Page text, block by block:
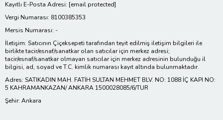
Kayıtlı E-Posta Adresi: [email protected]
Vergi Numarası: 8100385353
Mersis Numarası: -
İletişim: Satıcının Çiçeksepeti tarafından teyit edilmiş iletişim bilgileri ile
birlikte tacir/esnaf/sanatkar olan satıcılar için merkez adresi;
tacir/esnaf/sanatkar olmayan satıcılar için merkez adresinin bulunduğu il
bilgisi, ad, soyad ve T.C. kimlik numarası kayıt altında bulunmaktadır.
Adres: SATIKADIN MAH. FATİH SULTAN MEHMET BLV. NO: 1088 İÇ KAPI NO:
5 KAHRAMANKAZAN/ ANKARA 1500028085/6/TUR
Şehir: Ankara